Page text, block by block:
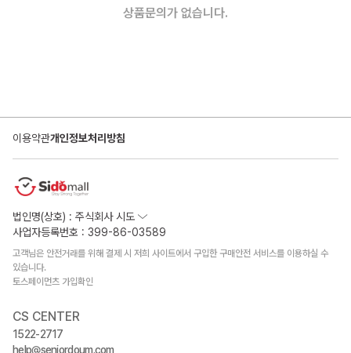
상품문의가 없습니다.
이용약관개인정보처리방침
법인명(상호) : 주식회사 시도
사업자등록번호 : 399-86-03589
고객님은 안전거래를 위해 결제 시 저희 사이트에서 구입한 구매안전 서비스를 이용하실 수
있습니다.
토스페이먼츠 가입확인
CS CENTER
1522-2717
help@seniordoum.com